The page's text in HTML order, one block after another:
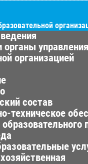
органы управления
организацией
состав
техническое